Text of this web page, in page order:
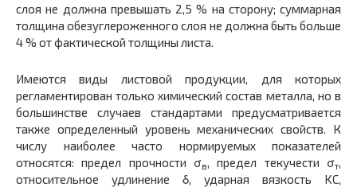
слоя не должна превышать 2,5 % на сторону; суммарная
толщина обезуглероженного слоя не должна быть больше
4 % от фактической толщины листа.
Имеются виды листовой продукции, для которых
регламентирован только химический состав металла, но в
большинстве случаев стандартами предусматривается
также определенный уровень механических свойств. К
числу наиболее часто нормируемых показателей
относятся: предел прочности σв, предел текучести σт,
относительное удлинение δ, ударная вязкость KC,